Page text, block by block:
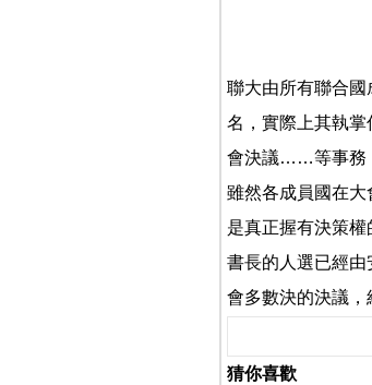
聯大由所有聯合
名，實際上其執
會決議……等事務
雖然各成員國在
是真正握有決策
書長的人選已經
會多數決的決議，
猜你喜歡